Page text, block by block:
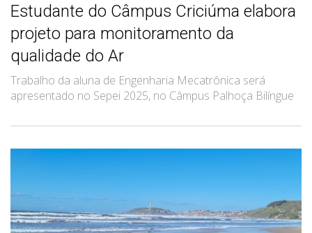
Estudante do Câmpus Criciúma elabora
projeto para monitoramento da
qualidade do Ar
Trabalho da aluna de Engenharia Mecatrônica será
apresentado no Sepei 2025, no Câmpus Palhoça Bilíngue